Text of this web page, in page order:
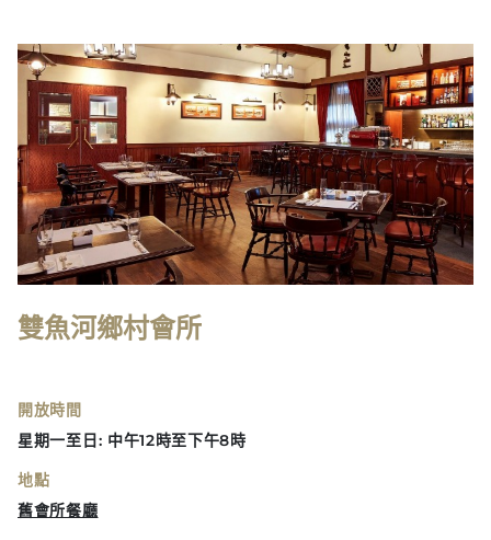
雙魚河鄉村會所
開放時間
星期一至日: 中午12時至下午8時
地點
舊會所餐廳